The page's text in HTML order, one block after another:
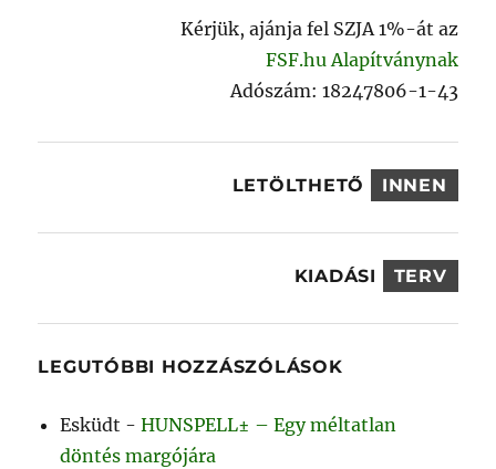
Kérjük, ajánja fel SZJA 1%-át az
FSF.hu Alapítványnak
Adószám: 18247806-1-43
LETÖLTHETŐ INNEN
KIADÁSI TERV
LEGUTÓBBI HOZZÁSZÓLÁSOK
Esküdt -HUNSPELL± – Egy méltatlan
döntés margójára